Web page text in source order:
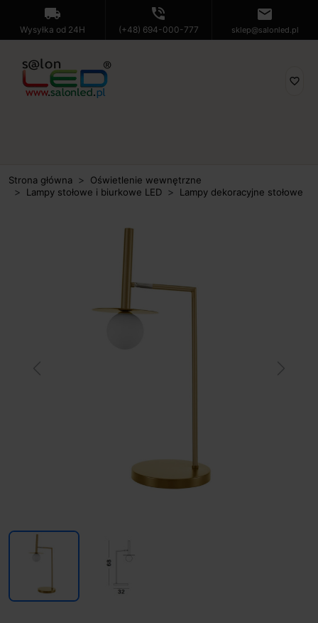
local_shipping
Wysyłka od 24H
phone_in_talk
(+48) 694-000-777
mail
sklep@salonled.pl
favorite_border
Strona główna
Oświetlenie wewnętrzne
Lampy stołowe i biurkowe LED
Lampy dekoracyjne stołowe